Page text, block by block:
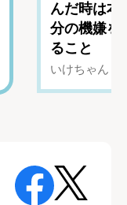
んだ時は
分の機嫌を
ること
いけちゃん（